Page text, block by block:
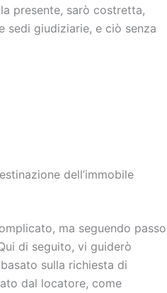
presente, sarò costretta,
sedi giudiziarie, e ciò senza
dell’immobile
ma seguendo passo
di seguito, vi guiderò
sulla richiesta di
dal locatore, come